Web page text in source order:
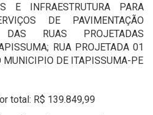
E INFRAESTRUTURA PARA
DE PAVIMENTAÇÃO
DAS RUAS PROJETADAS
RUA PROJETADA 01
MUNICIPIO DE ITAPISSUMA-PE
total: R$ 139.849,99